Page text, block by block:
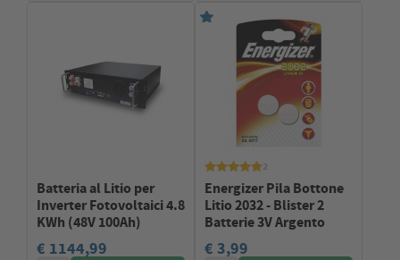
Batteria al Litio per
Inverter Fotovoltaici 4.8
KWh (48V 100Ah)
€ 1144,99
Energizer Pila Bottone
Litio 2032 - Blister 2
Batterie 3V Argento
€ 3,99